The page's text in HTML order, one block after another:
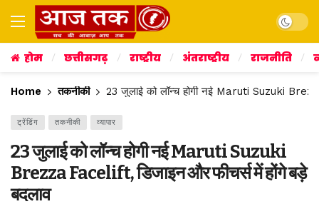
Dark
होम छत्तीसगढ़ राष्ट्रीय अंतराष्ट्रीय राजनीति
Home तकनीकी 23 जुलाई को लॉन्च होगी नई Maruti Suzuki
ट्रेंडिंग तकनीकी व्यापार
23 जुलाई को लॉन्च होगी नई Maruti Suzuki
Brezza Facelift, डिजाइन और फीचर्स में होंगे बड़े
बदलाव